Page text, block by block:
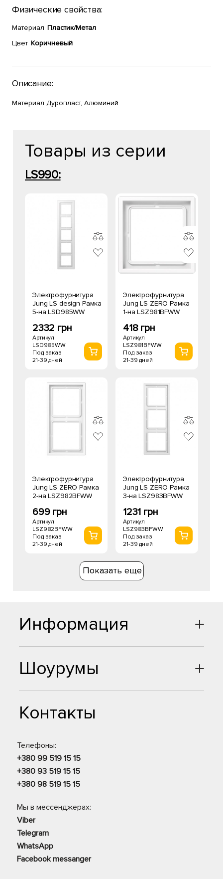
Физические свойства:
Материал Пластик/Метал
Цвет Коричневый
Описание:
Материал Дуропласт, Алюминий
Товары из серии
LS990:
Электрофурнитура
Jung LS design Рамка
5-на LSD985WW
2332 грн
Артикул
LSD985WW
Под заказ
21-39 дней
Электрофурнитура
Jung LS ZERO Рамка
1-на LSZ981BFWW
418 грн
Артикул
LSZ981BFWW
Под заказ
21-39 дней
Электрофурнитура
Jung LS ZERO Рамка
2-на LSZ982BFWW
699 грн
Артикул
LSZ982BFWW
Под заказ
21-39 дней
Электрофурнитура
Jung LS ZERO Рамка
3-на LSZ983BFWW
1231 грн
Артикул
LSZ983BFWW
Под заказ
21-39 дней
Показать еще
Шоурумы
Контакты
Телефоны:
+380 99 519 15 15
+380 93 519 15 15
+380 98 519 15 15
Мы в мессенджерах:
Viber
Telegram
WhatsApp
Facebook messanger
Информация